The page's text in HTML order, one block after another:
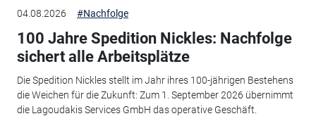
04.08.2026 #Nachfolge
100 Jahre Spedition Nickles: Nachfolge
sichert alle Arbeitsplätze
Die Spedition Nickles stellt im Jahr ihres 100-jährigen Bestehens
die Weichen für die Zukunft: Zum 1. September 2026 übernimmt
die Lagoudakis Services GmbH das operative Geschäft.